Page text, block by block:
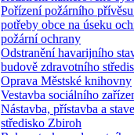
Pořízení požárního
potřeby obce na úseku
požární ochrany
Odstranění havarijního
budově zdravotního
Oprava Městské knihovny
Vestavba sociálního
Nástavba, přístavba a
středisko Zbiroh